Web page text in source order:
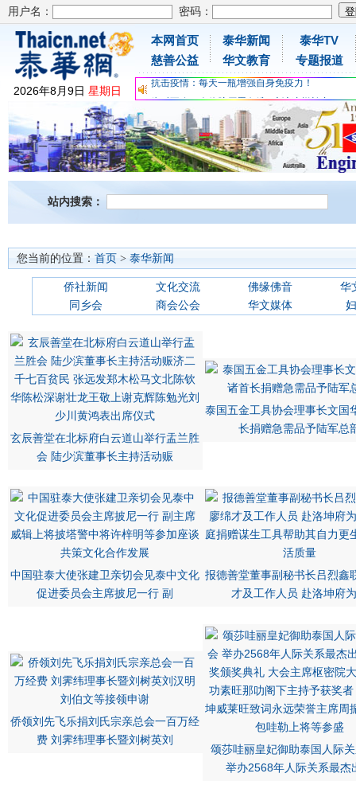
用户名： 密码：
2026年8月9日 星期日
本网首页
慈善公益
泰华新闻
华文教育
泰华TV
专题报道
为时不晚，人体胶原蛋白维C应该这样补充
关爱儿童健康，免费领取日本原装尤妮佳超立体
抗击疫情：每天一瓶增强自身免疫力！
为时不晚，人体胶原蛋白维C应该这样补充
关爱儿童健康，免费领取日本原装尤妮佳超立体
抗击疫情：每天一瓶增强自身免疫力！
站内搜索：
您当前的位置： 首页 > 泰华新闻
侨社新闻 文化交流 佛缘佛音
华
同乡会
商会公会 华文媒体
玄辰善堂在北标府白云道山举行盂兰胜
会 陆少滨董事长主持活动赈
泰国五金工具协会理事长文国
长捐赠急需品予陆军总
中国驻泰大使张建卫亲切会见泰中文化
促进委员会主席披尼一行 副
报德善堂董事副秘书长吕烈鑫
才及工作人员 赴洛坤府
侨领刘先飞乐捐刘氏宗亲总会一百万经
费 刘霁纬理事长暨刘树英刘
颂莎哇丽皇妃御助泰国人际
举办2568年人际关系最杰